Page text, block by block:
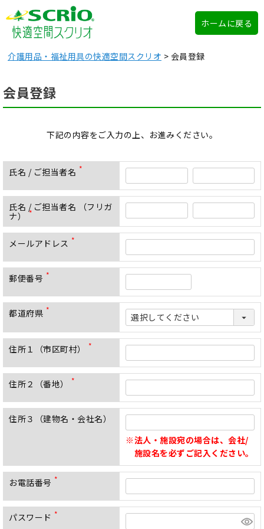
ホームに戻る
介護用品・福祉用具の快適空間スクリオ 会員登録
会員登録
下記の内容をご入力の上、お進みください。
氏名 / ご担当者名
必
須
氏名 / ご担当者名 （フリガ
ナ）
必
須
)
メールアドレス
必
須
郵便番号
必
須
)
都道府県
須
)
住所１（市区町村）
必
須
住所２（番地）
必
須
)
住所３（建物名・会社名）
法人・施設宛の場合は、会社/
施設名を必ずご記入ください。
お電話番号
必
須
)
パスワード